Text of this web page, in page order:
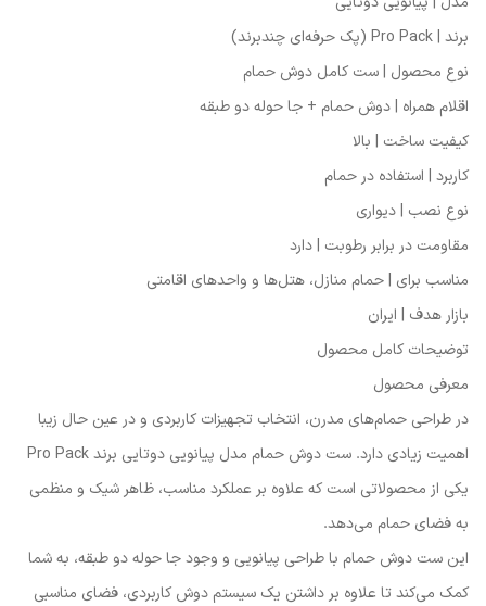
برند | Pro Pack (پک حرفه‌ای چندبرند)
نوع محصول | ست کامل دوش حمام
اقلام همراه | دوش حمام + جا حوله دو طبقه
کیفیت ساخت | بالا
کاربرد | استفاده در حمام
نوع نصب | دیواری
مقاومت در برابر رطوبت | دارد
مناسب برای | حمام منازل، هتل‌ها و واحدهای اقامتی
بازار هدف | ایران
توضیحات کامل محصول
معرفی محصول
در طراحی حمام‌های مدرن، انتخاب تجهیزات کاربردی و در عین حال زیبا
اهمیت زیادی دارد. ست دوش حمام مدل پیانویی دوتایی برند Pro Pack
یکی از محصولاتی است که علاوه بر عملکرد مناسب، ظاهر شیک و منظمی
به فضای حمام می‌دهد.
این ست دوش حمام با طراحی پیانویی و وجود جا حوله دو طبقه، به شما
کمک می‌کند تا علاوه بر داشتن یک سیستم دوش کاربردی، فضای مناسبی